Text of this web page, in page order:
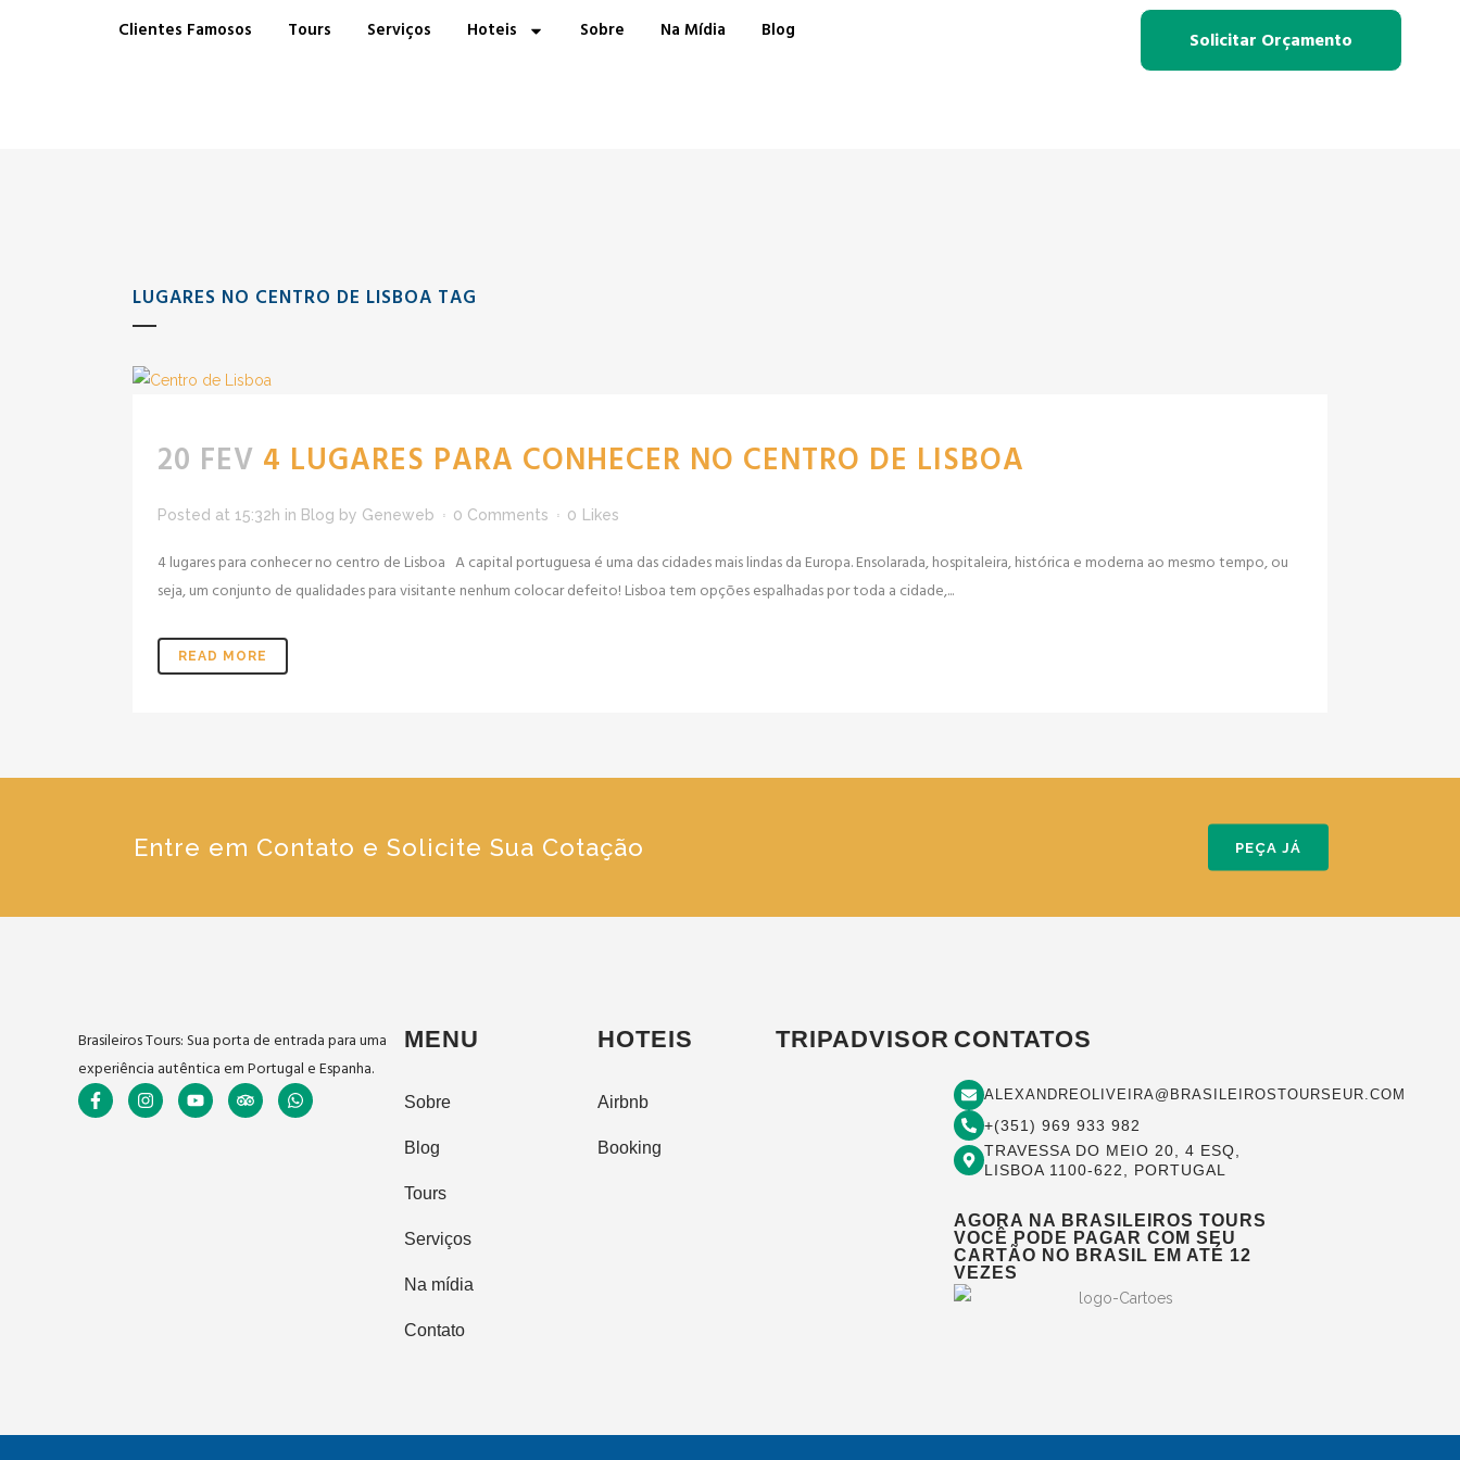
Clientes Famosos Tours Serviços Hoteis Sobre Na Mídia Blog Solicitar Orçamento
LUGARES NO CENTRO DE LISBOA TAG
20 FEV 4 LUGARES PARA CONHECER NO CENTRO DE LISBOA
Posted at 15:32h in Blog by Geneweb 0 Comments 0 Likes
4 lugares para conhecer no centro de Lisboa A capital portuguesa é uma das cidades mais lindas da Europa. Ensolarada, hospitaleira, histórica e moderna ao mesmo tempo, ou
seja, um conjunto de qualidades para visitante nenhum colocar defeito! Lisboa tem opções espalhadas por toda a cidade,...
READ MORE
Entre em Contato e Solicite Sua Cotação PEÇA JÁ
Brasileiros Tours: Sua porta de entrada para uma
experiência autêntica em Portugal e Espanha.
MENU
Sobre
Blog
Tours
Serviços
Na mídia
Contato
HOTEIS
Airbnb
Booking
TRIPADVISOR CONTATOS
ALEXANDREOLIVEIRA@BRASILEIROSTOURSEUR.COM
+(351) 969 933 982
TRAVESSA DO MEIO 20, 4 ESQ,
LISBOA 1100-622, PORTUGAL
AGORA NA BRASILEIROS TOURS
VOCÊ PODE PAGAR COM SEU
CARTÃO NO BRASIL EM ATÉ 12
VEZES